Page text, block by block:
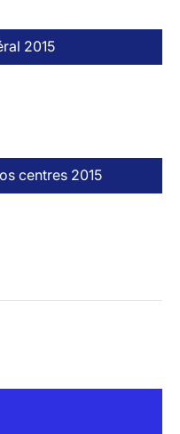
2015
centres 2015